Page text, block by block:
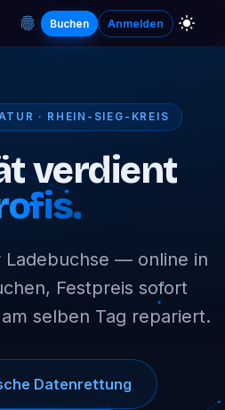
Buchen Anmelden
· RHEIN-SIEG-KREIS
verdient
Ladebuchse — online in
Festpreis sofort
selben Tag repariert.
Datenrettung